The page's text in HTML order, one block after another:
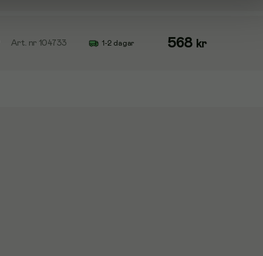
Art. nr 104733 1-2 dagar 568 kr